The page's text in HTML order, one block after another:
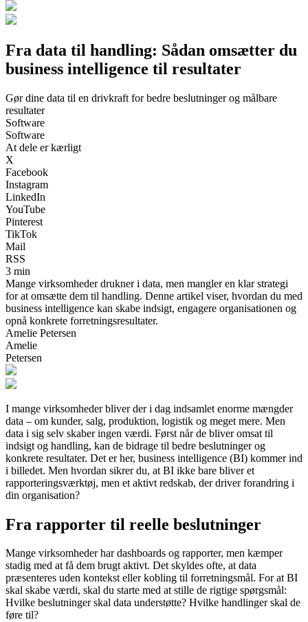
Fra data til handling: Sådan omsætter du
business intelligence til resultater
Gør dine data til en drivkraft for bedre beslutninger og målbare
resultater
Software
Software
At dele er kærligt
X
Facebook
Instagram
LinkedIn
YouTube
Pinterest
TikTok
Mail
RSS
3 min
Mange virksomheder drukner i data, men mangler en klar strategi
for at omsætte dem til handling. Denne artikel viser, hvordan du med
business intelligence kan skabe indsigt, engagere organisationen og
opnå konkrete forretningsresultater.
Amelie Petersen
Amelie
Petersen
I mange virksomheder bliver der i dag indsamlet enorme mængder
data – om kunder, salg, produktion, logistik og meget mere. Men
data i sig selv skaber ingen værdi. Først når de bliver omsat til
indsigt og handling, kan de bidrage til bedre beslutninger og
konkrete resultater. Det er her, business intelligence (BI) kommer ind
i billedet. Men hvordan sikrer du, at BI ikke bare bliver et
rapporteringsværktøj, men et aktivt redskab, der driver forandring i
din organisation?
Fra rapporter til reelle beslutninger
Mange virksomheder har dashboards og rapporter, men kæmper
stadig med at få dem brugt aktivt. Det skyldes ofte, at data
præsenteres uden kontekst eller kobling til forretningsmål. For at BI
skal skabe værdi, skal du starte med at stille de rigtige spørgsmål:
Hvilke beslutninger skal data understøtte? Hvilke handlinger skal de
føre til?